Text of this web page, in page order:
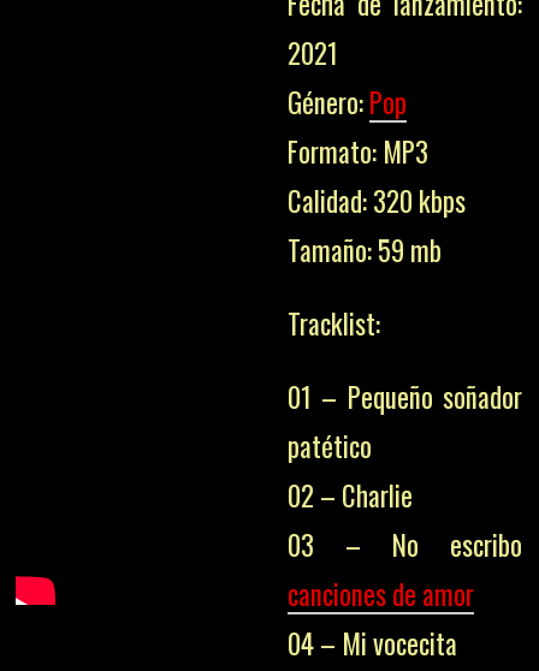
2021
Género:Pop
Formato: MP3
Calidad: 320 kbps
Tamaño: 59 mb
Tracklist:
01 – Pequeño soñador
patético
02 – Charlie
03 – No escribo
canciones de amor
04 – Mi vocecita